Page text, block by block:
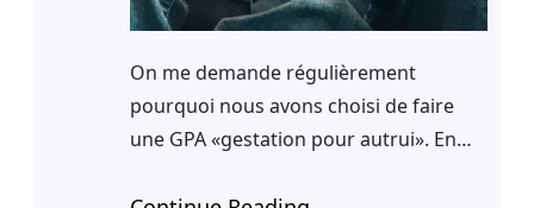
On me demande régulièrement
pourquoi nous avons choisi de faire
une GPA «gestation pour autrui». En